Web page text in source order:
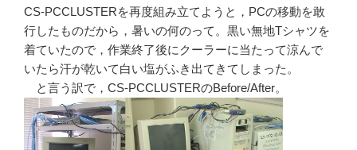
CS-PCCLUSTERを再度組み立てようと，PCの移動を敢
行したものだから，暑いの何のって。黒い無地Tシャツを
着ていたので，作業終了後にクーラーに当たって涼んで
いたら汗が乾いて白い塩がふき出てきてしまった。
と言う訳で，CS-PCCLUSTERのBefore/After。